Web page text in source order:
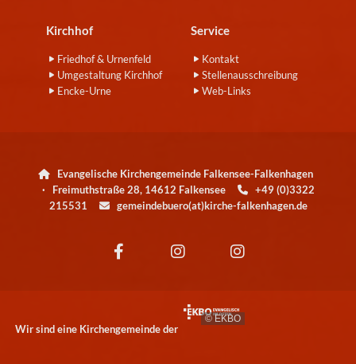
Kirchhof
Friedhof & Urnenfeld
Umgestaltung Kirchhof
Encke-Urne
Service
Kontakt
Stellenausschreibung
Web-Links

Evangelische Kirchengemeinde Falkensee-Falkenhagen
· Freimuthstraße 28, 14612 Falkensee
+49 (0)3322
215531
gemeindebuero(at)kirche-falkenhagen.de
Wir sind eine Kirchengemeinde der
© EKBO